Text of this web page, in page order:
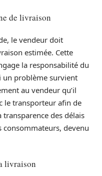
de livraison
le vendeur doit
estimée. Cette
la responsabilité du
un problème survient
au vendeur qu’il
le transporteur afin de
des délais
consommateurs, devenu
livraison